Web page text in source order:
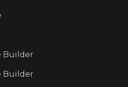
Builder
Builder